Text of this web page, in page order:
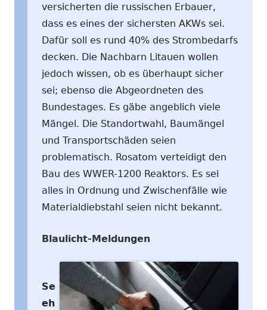
versicherten die russischen Erbauer,
dass es eines der sichersten AKWs sei.
Dafür soll es rund 40% des Strombedarfs
decken. Die Nachbarn Litauen wollen
jedoch wissen, ob es überhaupt sicher
sei; ebenso die Abgeordneten des
Bundestages. Es gäbe angeblich viele
Mängel. Die Standortwahl, Baumängel
und Transportschäden seien
problematisch. Rosatom verteidigt den
Bau des WWER-1200 Reaktors. Es sei
alles in Ordnung und Zwischenfälle wie
Materialdiebstahl seien nicht bekannt.
Blaulicht-Meldungen
Se
eh